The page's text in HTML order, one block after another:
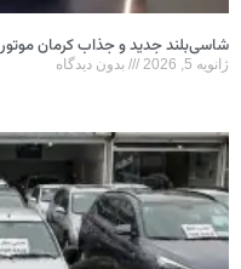
شاسی‌بلند جدید و جذاب کرمان موتور، KMC SR6، به بازار می‌آید
ژانویه 5, 2026 بدون دیدگاه